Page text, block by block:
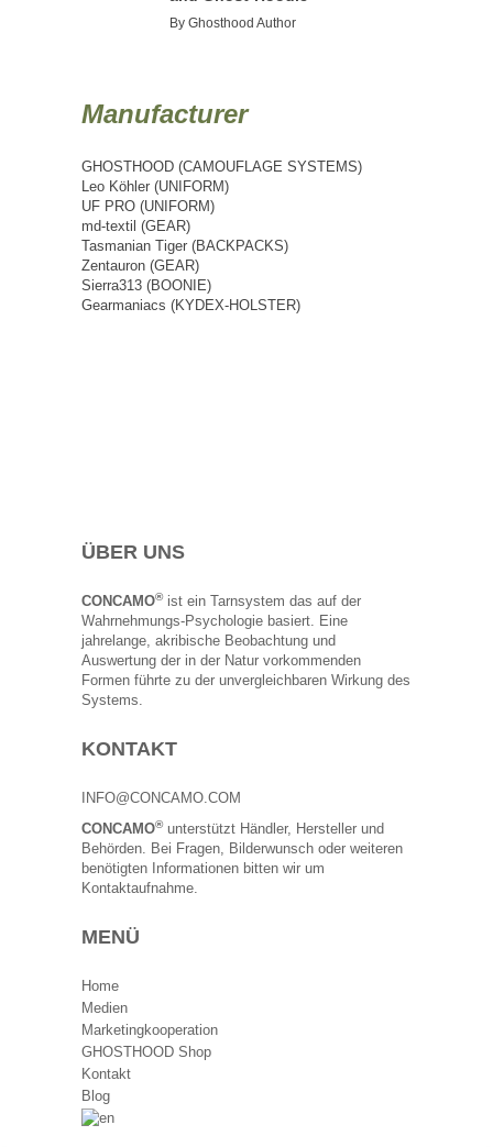
By Ghosthood Author
Manufacturer
GHOSTHOOD (CAMOUFLAGE SYSTEMS)
Leo Köhler (UNIFORM)
UF PRO (UNIFORM)
md-textil (GEAR)
Tasmanian Tiger (BACKPACKS)
Zentauron (GEAR)
Sierra313 (BOONIE)
Gearmaniacs (KYDEX-HOLSTER)
ÜBER UNS
CONCAMO®ist ein Tarnsystem das auf der
Wahrnehmungs-Psychologie basiert. Eine
jahrelange, akribische Beobachtung und
Auswertung der in der Natur vorkommenden
Formen führte zu der unvergleichbaren Wirkung des
Systems.
KONTAKT
INFO@CONCAMO.COM
CONCAMO®unterstützt Händler, Hersteller und
Behörden. Bei Fragen, Bilderwunsch oder weiteren
benötigten Informationen bitten wir um
Kontaktaufnahme.
MENÜ
Home
Medien
Marketingkooperation
GHOSTHOOD Shop
Kontakt
Blog